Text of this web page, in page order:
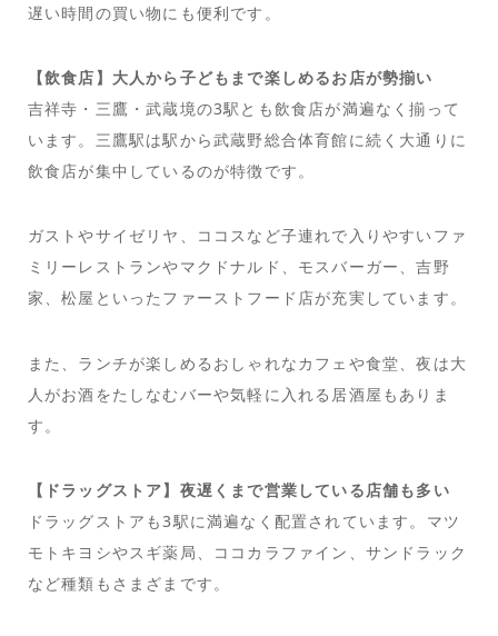
遅い時間の買い物にも便利です。
【飲食店】大人から子どもまで楽しめるお店が勢揃い
吉祥寺・三鷹・武蔵境の3駅とも飲食店が満遍なく揃って
います。三鷹駅は駅から武蔵野総合体育館に続く大通りに
飲食店が集中しているのが特徴です。
ガストやサイゼリヤ、ココスなど子連れで入りやすいファ
ミリーレストランやマクドナルド、モスバーガー、吉野
家、松屋といったファーストフード店が充実しています。
また、ランチが楽しめるおしゃれなカフェや食堂、夜は大
人がお酒をたしなむバーや気軽に入れる居酒屋もありま
す。
【ドラッグストア】夜遅くまで営業している店舗も多い
ドラッグストアも3駅に満遍なく配置されています。マツ
モトキヨシやスギ薬局、ココカラファイン、サンドラック
など種類もさまざまです。